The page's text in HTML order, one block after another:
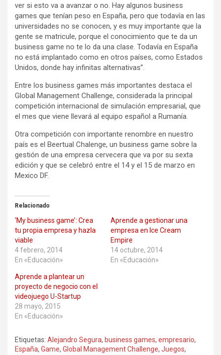
ver si esto va a avanzar o no. Hay algunos business
games que tenían peso en España, pero que todavía en las
universidades no se conocen, y es muy importante que la
gente se matricule, porque el conocimiento que te da un
business game no te lo da una clase. Todavía en España
no está implantado como en otros países, como Estados
Unidos, donde hay infinitas alternativas”.
Entre los business games más importantes destaca el
Global Management Challenge, considerada la principal
competición internacional de simulación empresarial, que
el mes que viene llevará al equipo español a Rumanía.
Otra competición con importante renombre en nuestro
país es el Beertual Chalenge, un business game sobre la
gestión de una empresa cervecera que va por su sexta
edición y que se celebró entre el 14 y el 15 de marzo en
Mexico DF.
Relacionado
‘My business game’: Crea
tu propia empresa y hazla
viable
4 febrero, 2014
En «Educación»
Aprende a gestionar una
empresa en Ice Cream
Empire
14 octubre, 2014
En «Educación»
Aprende a plantear un
proyecto de negocio con el
videojuego U-Startup
28 mayo, 2015
En «Educación»
Etiquetas: Alejandro Segura, business games, empresario,
España, Game, Global Management Challenge, Juegos,